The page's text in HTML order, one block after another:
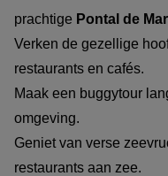
prachtige Pontal de
Verken de gezellige
restaurants en cafés.
Maak een buggytour
omgeving.
Geniet van verse
restaurants aan zee.